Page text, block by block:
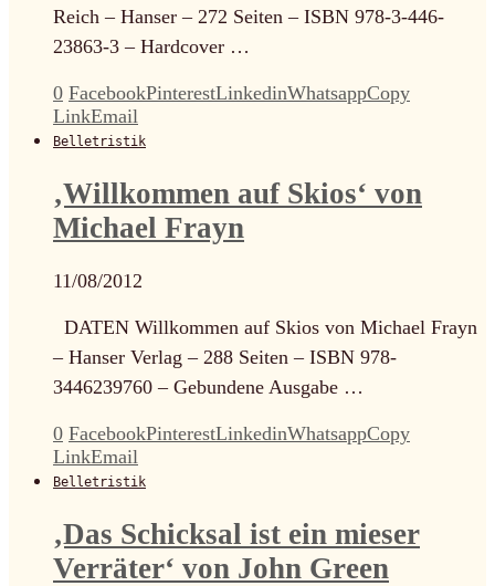
Reich – Hanser – 272 Seiten – ISBN 978-3-446-
23863-3 – Hardcover …
0 FacebookPinterestLinkedinWhatsappCopy
LinkEmail
Belletristik
‚Willkommen auf Skios‘ von
Michael Frayn
11/08/2012
DATEN Willkommen auf Skios von Michael Frayn
– Hanser Verlag – 288 Seiten – ISBN 978-
3446239760 – Gebundene Ausgabe …
0 FacebookPinterestLinkedinWhatsappCopy
LinkEmail
Belletristik
‚Das Schicksal ist ein mieser
Verräter‘ von John Green